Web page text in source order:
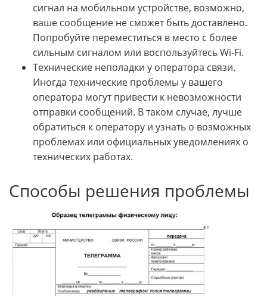
сигнал на мобильном устройстве, возможно,
ваше сообщение не сможет быть доставлено.
Попробуйте переместиться в место с более
сильным сигналом или воспользуйтесь Wi-Fi.
Технические неполадки у оператора связи.
Иногда технические проблемы у вашего
оператора могут привести к невозможности
отправки сообщений. В таком случае, лучше
обратиться к оператору и узнать о возможных
проблемах или официальных уведомлениях о
технических работах.
Способы решения проблемы